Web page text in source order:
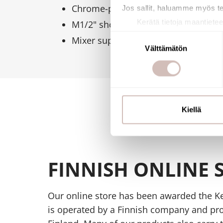
Jos sallit, haluamme myös
Kerätä tietoja
Lue lisää siitä, miten
suostumustasi tai peruuttaa
ja kävijämäärämme
kumppaneillemme tietoja
Välttämätön
Kiellä
Chrome-plated brass body and
M1/2" shower outlet with
Mixer supplied with offset standard
FINNISH ONLINE
Our online store has been awarded the
is operated by a Finnish company and